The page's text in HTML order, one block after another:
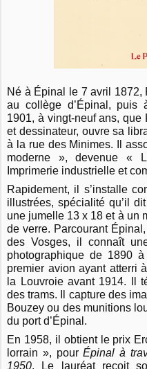
Né à Épinal le 7 avril 1872,
au collège d’Épinal, puis
1901, à vingt-neuf ans, que
et dessinateur, ouvre sa
à la rue des Minimes. Il
moderne », devenue «
Imprimerie industrielle et
Rapidement, il s’installe
illustrées, spécialité qu’il
une jumelle 13 x 18 et à un
de verre. Parcourant
des Vosges, il connaît
photographique de 1890
premier avion ayant atterri
la Louvroie avant 1914. Il
des trams. Il capture des
Bouzey ou des munitions
du port d’Épinal.
En 1958, il obtient le prix
lorrain », pourÉpinal à
1950. Le lauréat reçoit